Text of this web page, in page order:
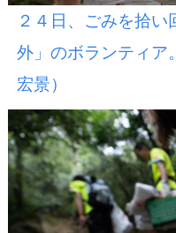
２４日、ごみを拾
外」のボランティア
宏景）